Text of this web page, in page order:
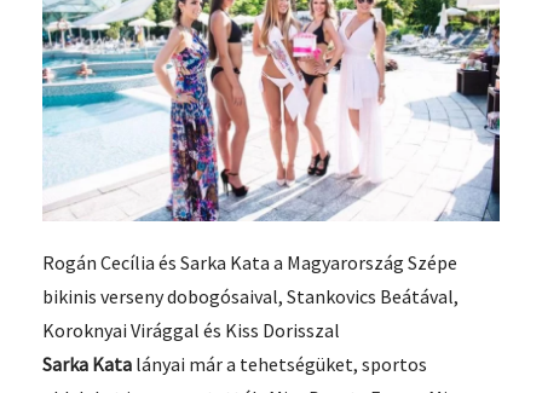
Rogán Cecília és Sarka Kata a Magyarország Szépe
bikinis verseny dobogósaival, Stankovics Beátával,
Koroknyai Virággal és Kiss Dorisszal
Sarka Kata lányai már a tehetségüket, sportos